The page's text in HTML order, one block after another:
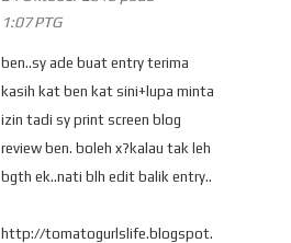
1:07 PTG
ben..sy ade buat entry terima
kasih kat ben kat sini+lupa minta
izin tadi sy print screen blog
review ben. boleh x?kalau tak leh
bgth ek..nati blh edit balik entry..
http://tomatogurlslife.blogspot.